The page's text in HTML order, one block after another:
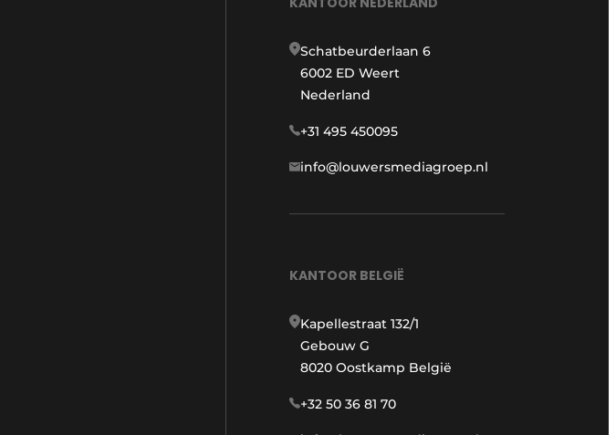
Schatbeurderlaan 6
6002 ED Weert
Nederland
+31 495 450095
info@louwersmediagroep.nl
KANTOOR BELGIË
Kapellestraat 132/1
Gebouw G
8020 Oostkamp België
+32 50 36 81 70